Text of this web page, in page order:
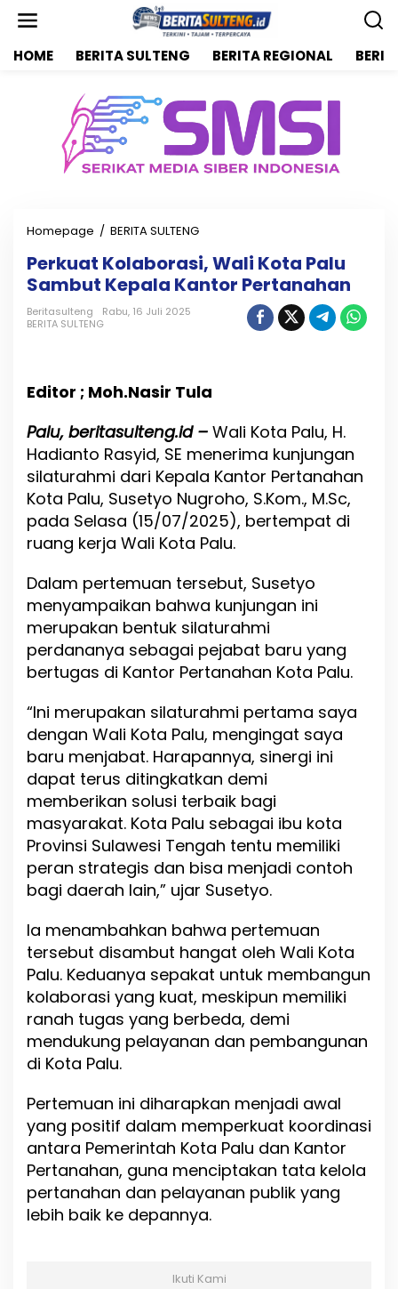
HOME BERITA SULTENG BERITA REGIONAL
Homepage / BERITA SULTENG
r
k
l
a
o
r
s
i
,
W
a
i
K
t
a
P
u
S
a
m
b
u
t
K
e
p
a
a
K
a
n
r
P
a
n
a
a
n
Perkuat Kolaborasi, Wali Kota Palu
Sambut Kepala Kantor Pertanahan
Beritasulteng
Rabu, 16 Juli 2025
BERITA SULTENG
Editor ; Moh.Nasir Tula
Palu, beritasulteng.id – Wali Kota Palu, H.
Hadianto Rasyid, SE menerima kunjungan
silaturahmi dari Kepala Kantor Pertanahan
Kota Palu, Susetyo Nugroho, S.Kom., M.Sc,
pada Selasa (15/07/2025), bertempat di
ruang kerja Wali Kota Palu.
Dalam pertemuan tersebut, Susetyo
menyampaikan bahwa kunjungan ini
merupakan bentuk silaturahmi
perdananya sebagai pejabat baru yang
bertugas di Kantor Pertanahan Kota Palu.
“Ini merupakan silaturahmi pertama saya
dengan Wali Kota Palu, mengingat saya
baru menjabat. Harapannya, sinergi ini
dapat terus ditingkatkan demi
memberikan solusi terbaik bagi
masyarakat. Kota Palu sebagai ibu kota
Provinsi Sulawesi Tengah tentu memiliki
peran strategis dan bisa menjadi contoh
bagi daerah lain,” ujar Susetyo.
Ia menambahkan bahwa pertemuan
tersebut disambut hangat oleh Wali Kota
Palu. Keduanya sepakat untuk membangun
kolaborasi yang kuat, meskipun memiliki
ranah tugas yang berbeda, demi
mendukung pelayanan dan pembangunan
di Kota Palu.
Pertemuan ini diharapkan menjadi awal
yang positif dalam memperkuat koordinasi
antara Pemerintah Kota Palu dan Kantor
Pertanahan, guna menciptakan tata kelola
pertanahan dan pelayanan publik yang
lebih baik ke depannya.
Ikuti Kami